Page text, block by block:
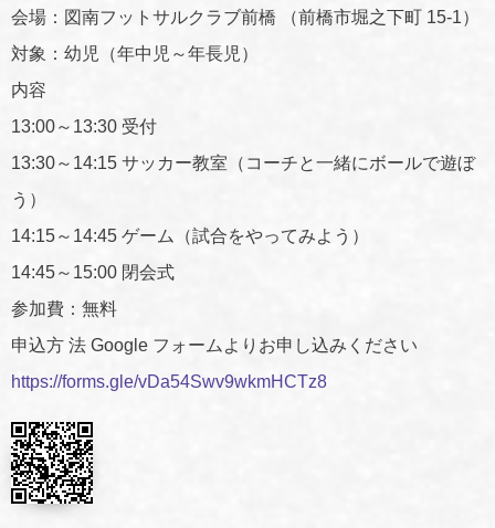
会場：図南フットサルクラブ前橋 （前橋市堀之下町 15-1）
対象：幼児（年中児～年長児）
内容
13:00～13:30 受付
13:30～14:15 サッカー教室（コーチと一緒にボールで遊ぼ
う）
14:15～14:45 ゲーム（試合をやってみよう）
14:45～15:00 閉会式
参加費：無料
申込方 法 Google フォームよりお申し込みください
https://forms.gle/vDa54Swv9wkmHCTz8